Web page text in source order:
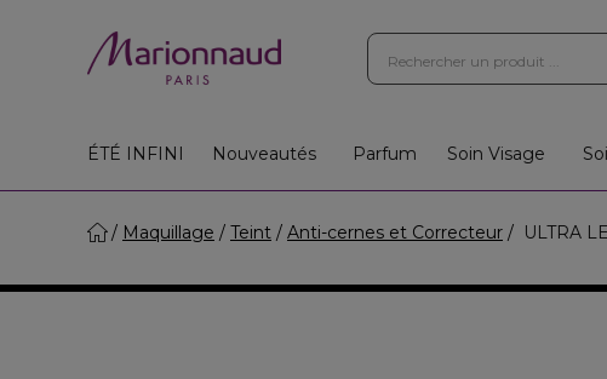
ÉTÉ INFINI Nouveautés Parfum Soin Visage
Maquillage Teint Anti-cernes et Correcteur ULTRA